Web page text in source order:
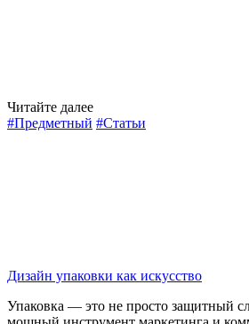
Читайте далее
#Предметный #Статьи
Дизайн упаковки как искусство
Упаковка — это не просто защитный